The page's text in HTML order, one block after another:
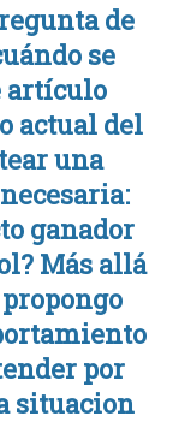
de
se
artículo
actual del
una
ganador
Más allá
por
situacion